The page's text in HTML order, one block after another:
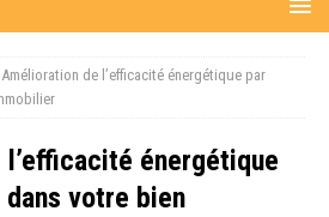
Amélioration de l’efficacité énergétique par
énergétique
votre bien